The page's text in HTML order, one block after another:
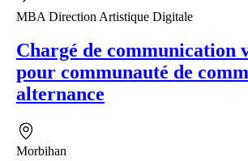
MBA Direction Artistique Digitale
Chargé de communication
pour communauté de
alternance
Morbihan